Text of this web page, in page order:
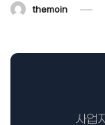
themoin